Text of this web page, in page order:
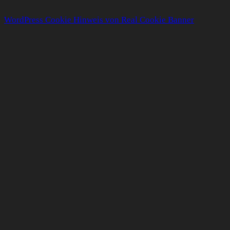
WordPress Cookie Hinweis von Real Cookie Banner